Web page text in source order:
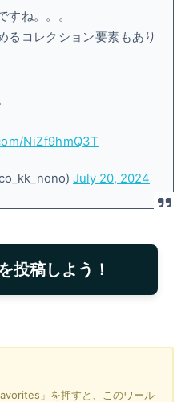
すね。。。
るコレクション要素もあり
NiZf9hmQ3T
July 20, 2024
投稿しよう！
」を押すと、このワール